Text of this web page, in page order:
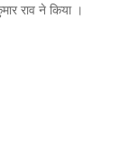
राव ने किया ।